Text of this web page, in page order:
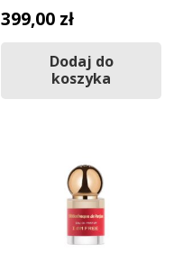
399,00 zł
Dodaj do
koszyka